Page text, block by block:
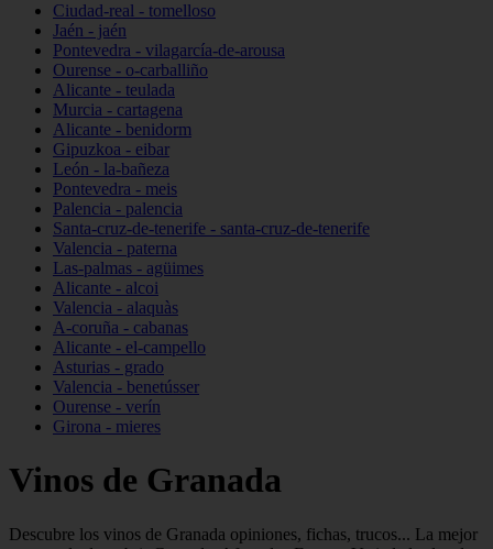
Ciudad-real - tomelloso
Jaén - jaén
Pontevedra - vilagarcía-de-arousa
Ourense - o-carballiño
Alicante - teulada
Murcia - cartagena
Alicante - benidorm
Gipuzkoa - eibar
León - la-bañeza
Pontevedra - meis
Palencia - palencia
Santa-cruz-de-tenerife - santa-cruz-de-tenerife
Valencia - paterna
Las-palmas - agüimes
Alicante - alcoi
Valencia - alaquàs
A-coruña - cabanas
Alicante - el-campello
Asturias - grado
Valencia - benetússer
Ourense - verín
Girona - mieres
Vinos de Granada
Descubre los vinos de Granada opiniones, fichas, trucos... La mejor